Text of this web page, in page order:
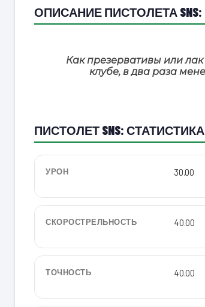
ОПИСАНИЕ ПИСТОЛЕТА SNS:
Как презервативы или
клубе, в два раза
ПИСТОЛЕТ SNS: СТАТИСТИКА
УРОН 30.00
СКОРОСТРЕЛЬНОСТЬ 40.00
ТОЧНОСТЬ 40.00